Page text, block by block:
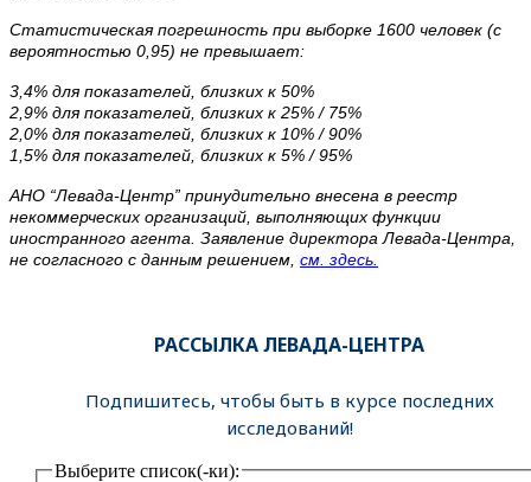
Статистическая погрешность при выборке 1600 человек (с
вероятностью 0,95) не превышает:
3,4% для показателей, близких к 50%
2,9% для показателей, близких к 25% / 75%
2,0% для показателей, близких к 10% / 90%
1,5% для показателей, близких к 5% / 95%
АНО “Левада-Центр” принудительно внесена в реестр
некоммерческих организаций, выполняющих функции
иностранного агента. Заявление директора Левада-Центра,
не согласного с данным решением, см. здесь.
РАССЫЛКА ЛЕВАДА-ЦЕНТРА
Подпишитесь, чтобы быть в курсе последних
исследований!
Выберите список(-ки):